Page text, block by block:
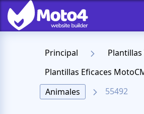
Principal
Plantillas
Plantillas Eficaces
Animales
55492